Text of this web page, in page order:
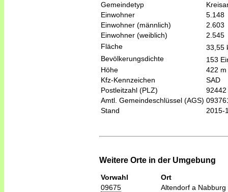
Gemeindetyp
Einwohner
5.148
Einwohner (männlich)
2.603
Einwohner (weiblich)
2.545
Fläche
33,55
Bevölkerungsdichte
153
Höhe
422 m
Kfz-Kennzeichen
SAD
Postleitzahl (PLZ)
92442
Amtl. Gemeindeschlüssel (AGS)
Stand
2015-
Weitere Orte in der Umgebung
Vorwahl
Ort
09675
Altendorf a Nabburg